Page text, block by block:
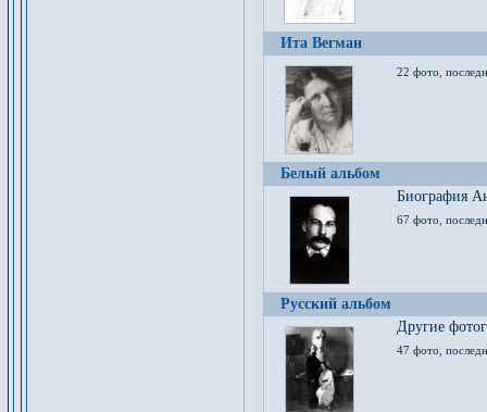
Ита Вегман
22 фото,
Белый альбом
Биография
67 фото,
Русский альбом
Другие
47 фото,